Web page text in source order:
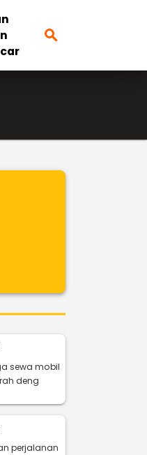
search
sewa mobil
deng
perjalanan